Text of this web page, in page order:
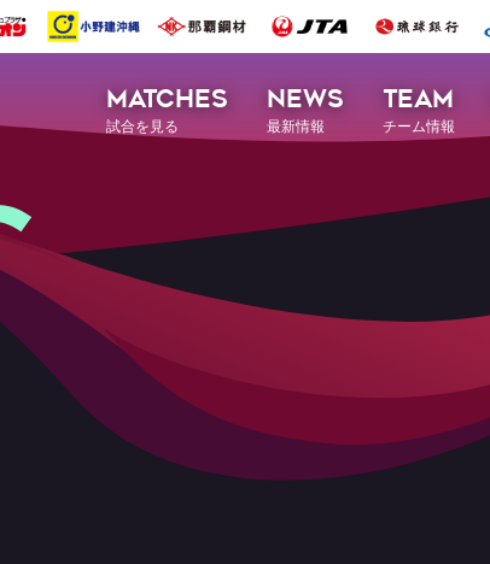
MATCHES
試合を見る
NEWS
最新情報
TEAM
チーム情報